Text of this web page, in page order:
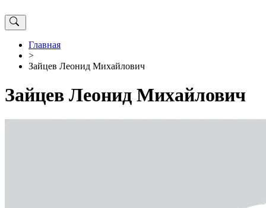
Главная
>
Зайцев Леонид Михайлович
Зайцев Леонид Михайлович